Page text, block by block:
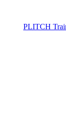
PLITCH